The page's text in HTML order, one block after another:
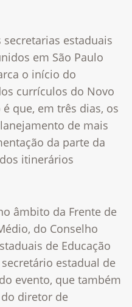
secretarias estaduais
em São Paulo
o início do
currículos do Novo
que, em três dias, os
de mais
da parte da
itinerários
âmbito da Frente de
do Conselho
de Educação
estadual de
evento, que também
diretor de